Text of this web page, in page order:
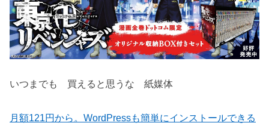
いつまでも 買えると思うな 紙媒体
月額121円から。WordPressも簡単にインストールできる